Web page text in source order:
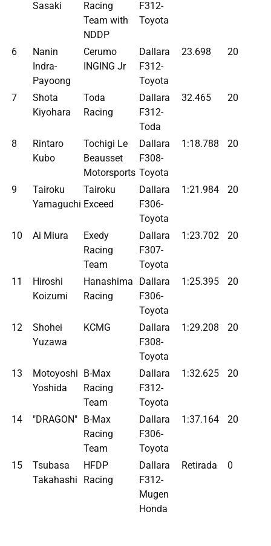
Sasaki
Racing
Team with
NDDP
F312-
Toyota
6
Nanin
Indra-
Payoong
Cerumo
INGING Jr
Dallara
F312-
Toyota
23.698 20
7
Shota
Kiyohara
Toda
Racing
Dallara
F312-
Toda
32.465 20
8
Rintaro
Kubo
Tochigi Le
Beausset
Motorsports
Dallara
F308-
Toyota
1:18.788 20
9
Tairoku
Yamaguchi
Tairoku
Exceed
Dallara
F306-
Toyota
1:21.984 20
10 Ai Miura
Exedy
Racing
Team
Dallara
F307-
Toyota
1:23.702 20
11
Hiroshi
Koizumi
Hanashima
Racing
Dallara
F306-
Toyota
1:25.395 20
12
Shohei
Yuzawa
KCMG
Dallara
F308-
Toyota
1:29.208 20
13
Motoyoshi
Yoshida
B-Max
Racing
Team
Dallara
F312-
Toyota
1:32.625 20
14 "DRAGON" B-Max
Racing
Team
Dallara
F306-
Toyota
1:37.164 20
15
Tsubasa
Takahashi
HFDP
Racing
Dallara
F312-
Mugen
Honda
Retirada 0